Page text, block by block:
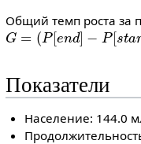
Общий темп роста за
G=(P[e nd]−P[start]) /
Показатели
Население: 144.0